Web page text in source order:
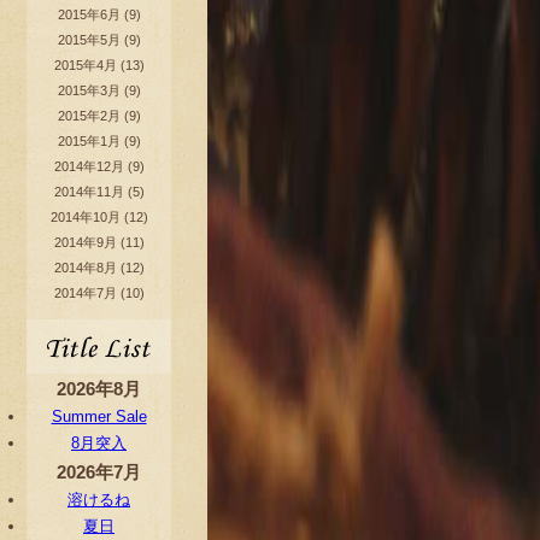
2015年6月 (9)
2015年5月 (9)
2015年4月 (13)
2015年3月 (9)
2015年2月 (9)
2015年1月 (9)
2014年12月 (9)
2014年11月 (5)
2014年10月 (12)
2014年9月 (11)
2014年8月 (12)
2014年7月 (10)
2026年8月
Summer Sale
8月突入
2026年7月
溶けるね
夏日